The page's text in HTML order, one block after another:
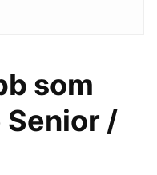
som
/